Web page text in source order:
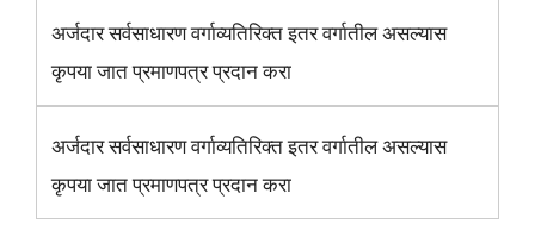
अर्जदार सर्वसाधारण वर्गाव्यतिरिक्त इतर वर्गातील असल्यास
कृपया जात प्रमाणपत्र प्रदान करा
अर्जदार सर्वसाधारण वर्गाव्यतिरिक्त इतर वर्गातील असल्यास
कृपया जात प्रमाणपत्र प्रदान करा